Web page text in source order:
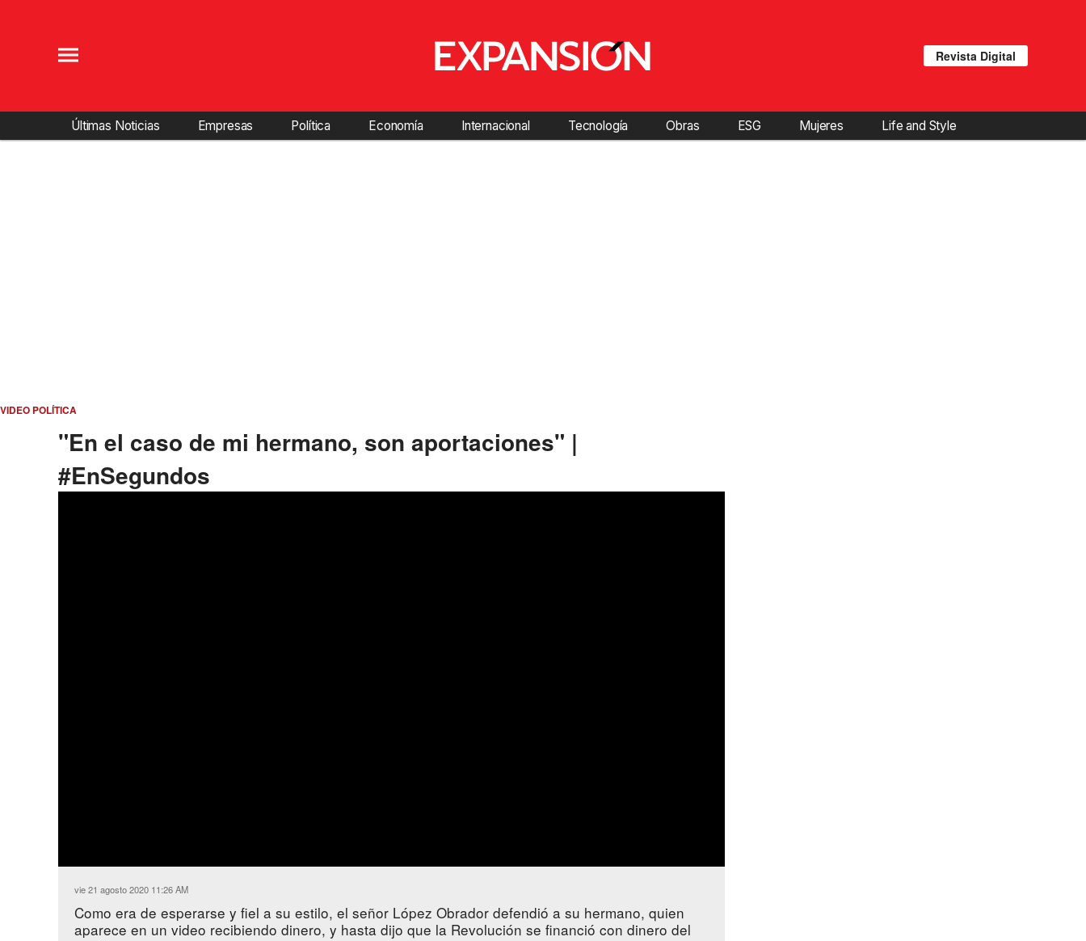
Revista Digital
Últimas Noticias Empresas Política Economía Internacional Tecnología Obras ESG Mujeres Life and Style
VIDEO POLÍTICA
"En el caso de mi hermano, son aportaciones" |
#EnSegundos
vie 21 agosto 2020 11:26 AM
Como era de esperarse y fiel a su estilo, el señor López Obrador defendió a su hermano, quien
aparece en un video recibiendo dinero, y hasta dijo que la Revolución se financió con dinero del